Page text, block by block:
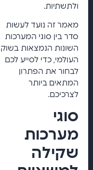
ולתשתיות.
מאמר זה נועד לעשות
סדר בין סוגי המערכות
השונות הנמצאות בשוק
העולמי, כדי לסייע לכם
לבחור את הפתרון
המתאים ביותר
לצרכיכם.
סוגי
מערכות
שקילה